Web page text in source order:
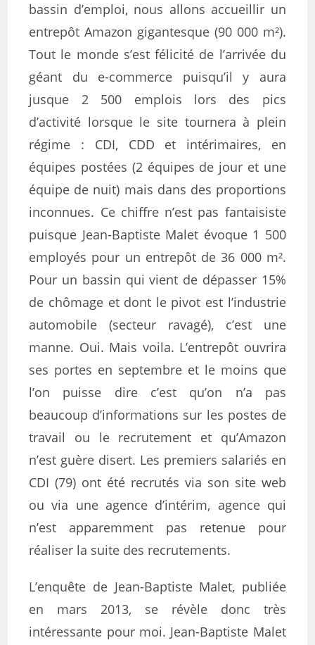
bassin d’emploi, nous allons accueillir un
entrepôt Amazon gigantesque (90 000 m²).
Tout le monde s’est félicité de l’arrivée du
géant du e-commerce puisqu’il y aura
jusque 2 500 emplois lors des pics
d’activité lorsque le site tournera à plein
régime : CDI, CDD et intérimaires, en
équipes postées (2 équipes de jour et une
équipe de nuit) mais dans des proportions
inconnues. Ce chiffre n’est pas fantaisiste
puisque Jean-Baptiste Malet évoque 1 500
employés pour un entrepôt de 36 000 m².
Pour un bassin qui vient de dépasser 15%
de chômage et dont le pivot est l’industrie
automobile (secteur ravagé), c’est une
manne. Oui. Mais voila. L’entrepôt ouvrira
ses portes en septembre et le moins que
l’on puisse dire c’est qu’on n’a pas
beaucoup d’informations sur les postes de
travail ou le recrutement et qu’Amazon
n’est guère disert. Les premiers salariés en
CDI (79) ont été recrutés via son site web
ou via une agence d’intérim, agence qui
n’est apparemment pas retenue pour
réaliser la suite des recrutements.
L’enquête de Jean-Baptiste Malet, publiée
en mars 2013, se révèle donc très
intéressante pour moi. Jean-Baptiste Malet